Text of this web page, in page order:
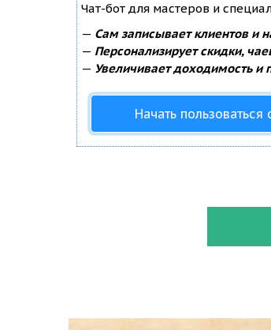
Чат-бот для мастеров и
— Сам записывает клиентов и
— Персонализирует скидки,
— Увеличивает доходимость и
Начать